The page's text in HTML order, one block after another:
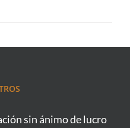
sin ánimo de lucro